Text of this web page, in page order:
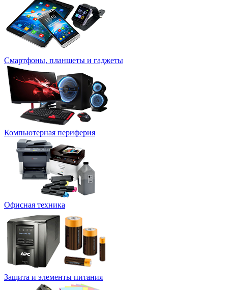
Смартфоны, планшеты и гаджеты
Компьютерная периферия
Офисная техника
Защита и элементы питания